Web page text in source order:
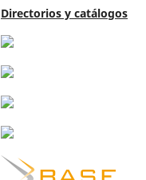
Directorios y catálogos